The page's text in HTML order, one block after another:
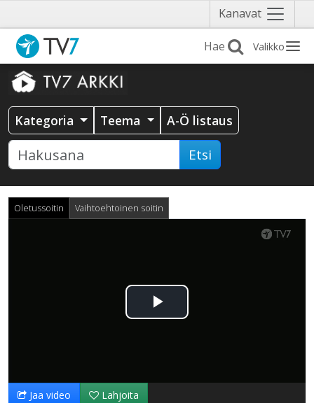
Kanavat Näytä
valikko
Valikko
Kategoria Teema A-Ö listaus
Etsi
Oletussoitin Vaihtoehtoinen soitin
Toista
Jaa video Lahjoita